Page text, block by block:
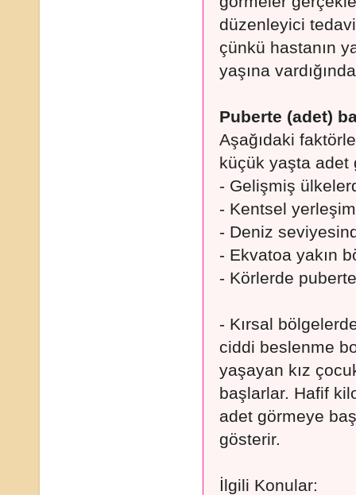
düzenleyici
çünkü hastanın
yaşına
Puberte (adet)
Aşağıdaki
küçük yaşta adet
- Gelişmiş
- Kentsel
- Deniz
- Ekvatoa yakın
- Körlerde
- Kırsal
ciddi beslenme
yaşayan kız
başlarlar. Hafif
adet görmeye
gösterir.
İlgili Konular: